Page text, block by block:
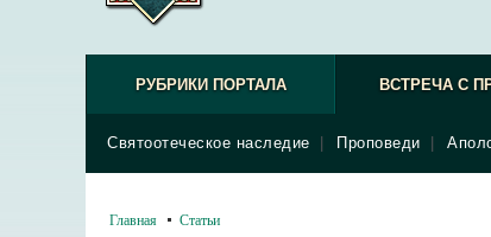
РУБРИКИ ПОРТАЛА ВСТРЕЧА С
Святоотеческое наследие Проповеди
Главная Статьи